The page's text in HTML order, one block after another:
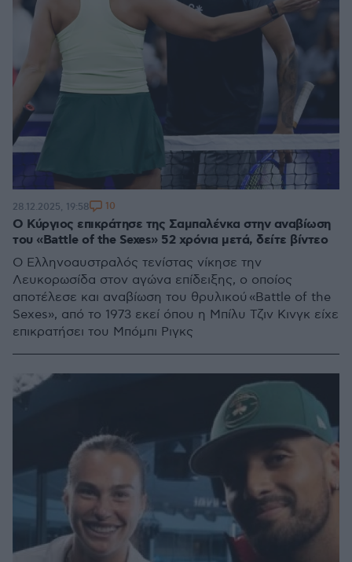
Ο Κύργιος επικράτησε της Σαμπαλένκα στην αναβίωση
του «Battle of the Sexes» 52 χρόνια μετά, δείτε βίντεο
Ο Ελληνοαυστραλός τενίστας νίκησε την
Λευκορωσίδα στον αγώνα επίδειξης, ο οποίος
αποτέλεσε και αναβίωση του θρυλικού «Battle of the
Sexes», από το 1973 εκεί όπου η Μπίλυ Τζιν Κινγκ είχε
επικρατήσει του Μπόμπι Ριγκς
28.12.2025, 19:58 10